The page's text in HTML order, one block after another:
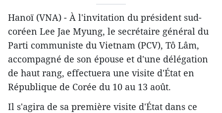
Hanoï (VNA) - À l'invitation du président sud-
coréen Lee Jae Myung, le secrétaire général du
Parti communiste du Vietnam (PCV), Tô Lâm,
accompagné de son épouse et d'une délégation
de haut rang, effectuera une visite d'État en
République de Corée du 10 au 13 août.
Il s'agira de sa première visite d'État dans ce